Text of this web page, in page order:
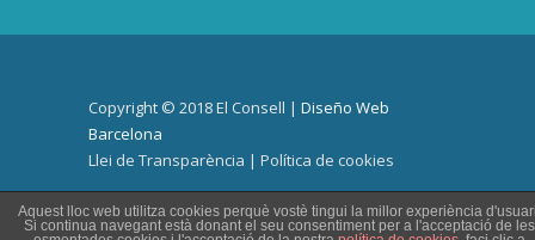
Copyright © 2018 El Consell | Diseño Web
Barcelona
Llei de Transparència | Política de cookies
Aquest lloc web utilitza cookies perquè vostè tingui la millor experiència
Si continua navegant està donant el seu consentiment per a l'acceptació de les